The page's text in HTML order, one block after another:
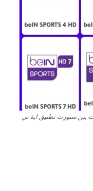
بين سبورت تطبيق اية تي